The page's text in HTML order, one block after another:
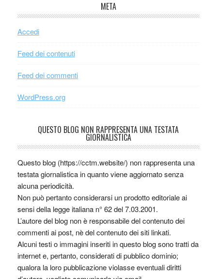
META
Accedi
Feed dei contenuti
Feed dei commenti
WordPress.org
QUESTO BLOG NON RAPPRESENTA UNA TESTATA
GIORNALISTICA
Questo blog (https://cctm.website/) non rappresenta una
testata giornalistica in quanto viene aggiornato senza
alcuna periodicità.
Non può pertanto considerarsi un prodotto editoriale ai
sensi della legge italiana n° 62 del 7.03.2001.
L’autore del blog non è responsabile del contenuto dei
commenti ai post, nè del contenuto dei siti linkati.
Alcuni testi o immagini inseriti in questo blog sono tratti da
internet e, pertanto, considerati di pubblico dominio;
qualora la loro pubblicazione violasse eventuali diritti